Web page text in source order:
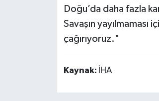
Doğu’da daha fazla
Savaşın
çağırıyoruz."
Kaynak: İHA